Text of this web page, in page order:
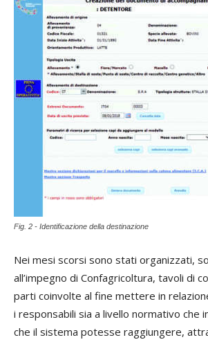
Fig. 2 - Identificazione della destinazione
Nei mesi scorsi sono stati organizzati,
all’impegno di Confagricoltura, tavoli di
parti coinvolte al fine mettere in
i responsabili sia a livello normativo che
che il sistema potesse raggiungere,